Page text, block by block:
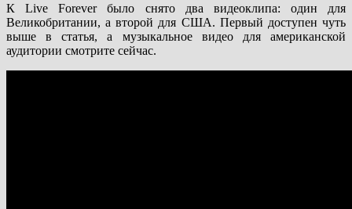
К Live Forever было снято два видеоклипа: один для
Великобритании, а второй для США. Первый доступен чуть
выше в статья, а музыкальное видео для американской
аудитории смотрите сейчас.